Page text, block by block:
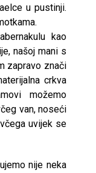
u pustinji.
kao
našoj mani s
zapravo znači
crkva
možemo
van, noseći
uvijek se
nije neka